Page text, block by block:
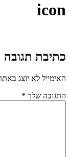
icon
כתיבת תגובה
האימייל לא יוצג
התגובה שלך *